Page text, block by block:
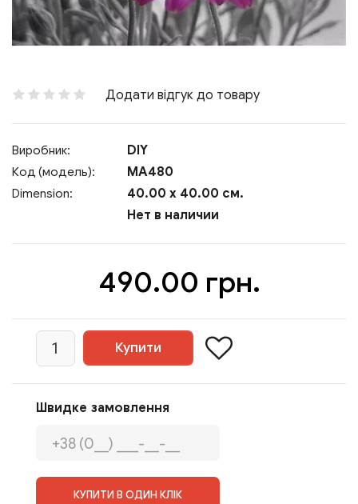
Додати відгук до товару
Виробник: DIY
Код (модель): MA480
Dimension:
40.00 x 40.00 см.
Нет в наличии
490.00 грн.
Швидке замовлення
КУПИТИ В ОДИН КЛІК